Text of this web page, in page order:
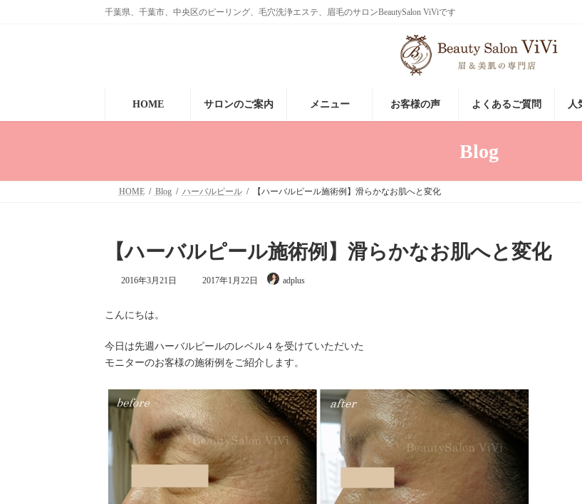
プ
動
千葉県、千葉市、中央区のピーリング、毛穴洗浄エステ、眉毛のサロンBeautySalon ViViです
HOME サロンのご案内 メニュー お客様の声 よくあるご質問 人
Blog
HOME Blog ハーバルピール 【ハーバルピール施術例】滑らかなお肌へと変化
【ハーバルピール施術例】滑らかなお肌へと変化
2016年3月21日
最
:
2017年1月22日 adplus
こんにちは。
今日は先週ハーバルピールのレベル４を受けていただいた
モニターのお客様の施術例をご紹介します。